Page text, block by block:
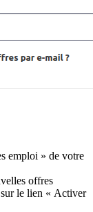
emploi » de votre
offres
le lien « Activer